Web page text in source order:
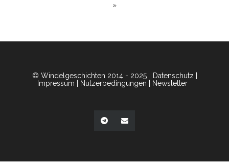
»
© Windelgeschichten 2014 - 2025 Datenschutz
Impressum
Nutzerbedingungen Newsletter